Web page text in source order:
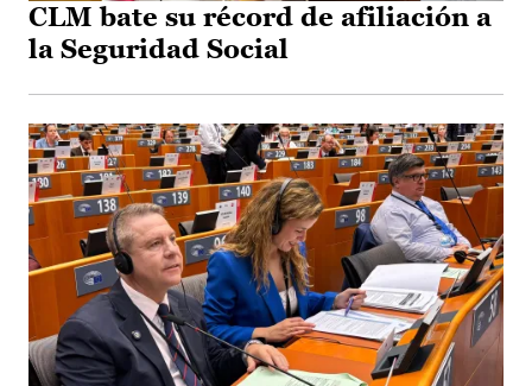
CLM bate su récord de afiliación a
la Seguridad Social